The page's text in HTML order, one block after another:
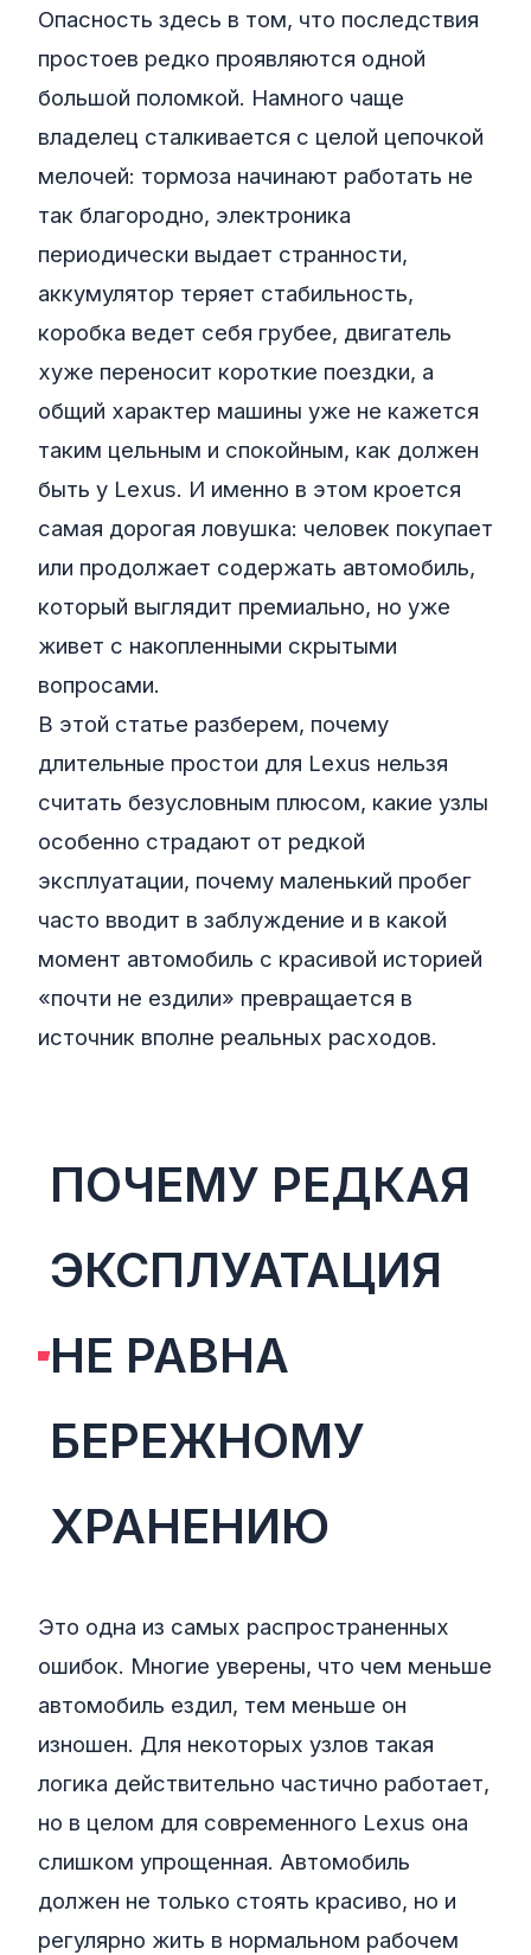
Опасность здесь в том, что последствия
простоев редко проявляются одной
большой поломкой. Намного чаще
владелец сталкивается с целой цепочкой
мелочей: тормоза начинают работать не
так благородно, электроника
периодически выдает странности,
аккумулятор теряет стабильность,
коробка ведет себя грубее, двигатель
хуже переносит короткие поездки, а
общий характер машины уже не кажется
таким цельным и спокойным, как должен
быть у Lexus. И именно в этом кроется
самая дорогая ловушка: человек покупает
или продолжает содержать автомобиль,
который выглядит премиально, но уже
живет с накопленными скрытыми
вопросами.
В этой статье разберем, почему
длительные простои для Lexus нельзя
считать безусловным плюсом, какие узлы
особенно страдают от редкой
эксплуатации, почему маленький пробег
часто вводит в заблуждение и в какой
момент автомобиль с красивой историей
«почти не ездили» превращается в
источник вполне реальных расходов.
ПОЧЕМУ РЕДКАЯ
ЭКСПЛУАТАЦИЯ
НЕ РАВНА
БЕРЕЖНОМУ
ХРАНЕНИЮ
Это одна из самых распространенных
ошибок. Многие уверены, что чем меньше
автомобиль ездил, тем меньше он
изношен. Для некоторых узлов такая
логика действительно частично работает,
но в целом для современного Lexus она
слишком упрощенная. Автомобиль
должен не только стоять красиво, но и
регулярно жить в нормальном рабочем